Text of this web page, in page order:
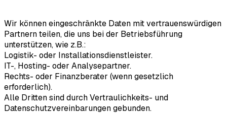
Wir können eingeschränkte Daten mit vertrauenswürdigen
Partnern teilen, die uns bei der Betriebsführung
unterstützen, wie z.B.:
Logistik- oder Installationsdienstleister.
IT-, Hosting- oder Analysepartner.
Rechts- oder Finanzberater (wenn gesetzlich
erforderlich).
Alle Dritten sind durch Vertraulichkeits- und
Datenschutzvereinbarungen gebunden.